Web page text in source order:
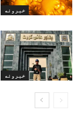
خبرونه
خبرونه